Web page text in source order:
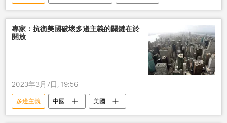
專家：抗衡美國破壞多邊主義的關鍵在於
開放
2023年3月7日, 19:56
多邊主義 中國 美國